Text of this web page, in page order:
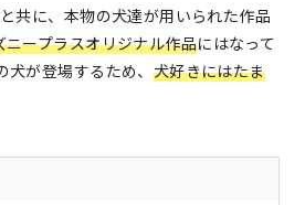
共に、本物の犬達が用いられた作品
ニープラスオリジナル作品にはなって
が登場するため、 犬好きにはたま